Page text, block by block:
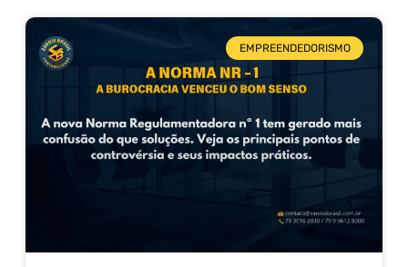
EMPREENDEDORISMO